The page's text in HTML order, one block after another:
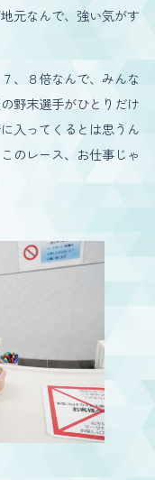
元なんで、強い気がす
、８倍なんで、みんな
野末選手がひとりだけ
入ってくるとは思うん
のレース、お仕事じゃ